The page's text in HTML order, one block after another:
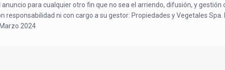
para cualquier otro fin que no sea el arriendo, difusión, y gestión
ni con cargo a su gestor: Propiedades y Vegetales Spa.
2024